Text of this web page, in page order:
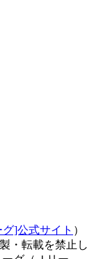
]公式サイト ）
・転載を禁止し